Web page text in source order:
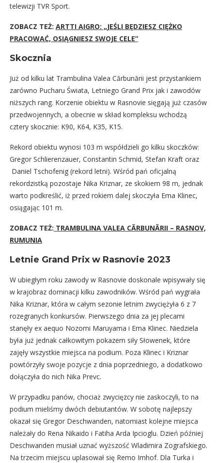
telewizji TVR Sport.
ZOBACZ TEŻ: ARTTI AIGRO: „JEŚLI BĘDZIESZ CIĘŻKO
PRACOWAĆ, OSIĄGNIESZ SWOJE CELE”
Skocznia
Już od kilku lat Trambulina Valea Cărbunării jest przystankiem
zarówno Pucharu Świata, Letniego Grand Prix jak i zawodów
niższych rang. Korzenie obiektu w Rasnovie sięgają już czasów
przedwojennych, a obecnie w skład kompleksu wchodzą
cztery skocznie: K90, K64, K35, K15.
Rekord obiektu wynosi 103 m współdzieli go kilku skoczków:
Gregor Schlierenzauer, Constantin Schmid, Stefan Kraft oraz
Daniel Tschofenig (rekord letni). Wśród pań oficjalną
rekordzistką pozostaje Nika Kriznar, ze skokiem 98 m, jednak
warto podkreślić, iż przed rokiem dalej skoczyła Ema Klinec,
osiągając 101 m.
ZOBACZ TEŻ: TRAMBULINA VALEA CĂRBUNĂRII – RASNOV,
RUMUNIA
Letnie Grand Prix w Rasnovie 2023
W ubiegłym roku zawody w Rasnovie doskonale wpisywały się
w krajobraz dominacji kilku zawodników. Wśród pań wygrała
Nika Kriznar, która w całym sezonie letnim zwyciężyła 6 z 7
rozegranych konkursów. Pierwszego dnia za jej plecami
stanęły ex aequo Nozomi Maruyama i Ema Klinec. Niedziela
była już jednak całkowitym pokazem siły Słowenek, które
zajęły wszystkie miejsca na podium. Poza Klinec i Kriznar
powtórzyły swoje pozycje z dnia poprzedniego, a dodatkowo
dołączyła do nich Nika Prevc.
W przypadku panów, chociaż zwycięzcy nie zaskoczyli, to na
podium mieliśmy dwóch debiutantów. W sobotę najlepszy
okazał się Gregor Deschwanden, natomiast kolejne miejsca
należały do Rena Nikaido i Fatiha Arda Ipcioglu. Dzień później
Deschwanden musiał uznać wyższość Wladimira Zografskiego.
Na trzecim miejscu uplasował się Remo Imhof. Dla Turka i